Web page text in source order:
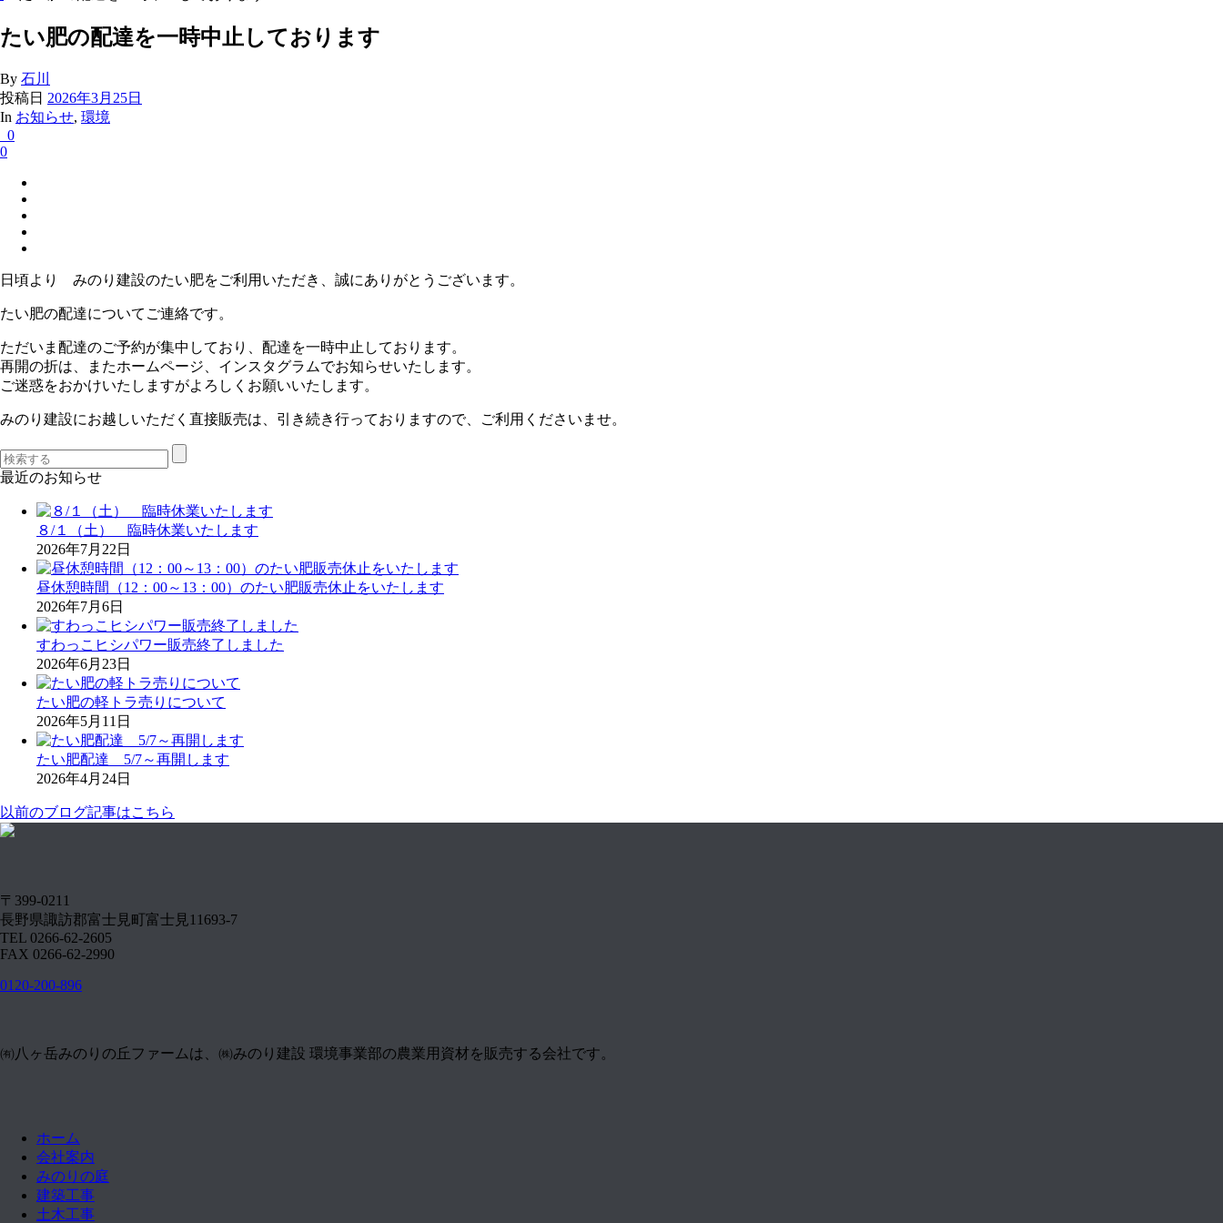
たい肥の配達を一時中止しております
By 石川
投稿日 2026年3月25日
In お知らせ, 環境
0
0
日頃より みのり建設のたい肥をご利用いただき、誠にありがとうございます。
たい肥の配達についてご連絡です。
ただいま配達のご予約が集中しており、配達を一時中止しております。
再開の折は、またホームページ、インスタグラムでお知らせいたします。
ご迷惑をおかけいたしますがよろしくお願いいたします。
みのり建設にお越しいただく直接販売は、引き続き行っておりますので、ご利用くださいませ。
最近のお知らせ
８/１（土） 臨時休業いたします
2026年7月22日
昼休憩時間（12：00～13：00）のたい肥販売休止をいたします
2026年7月6日
すわっこヒシパワー販売終了しました
2026年6月23日
たい肥の軽トラ売りについて
2026年5月11日
たい肥配達 5/7～再開します
2026年4月24日
以前のブログ記事はこちら
〒399-0211
長野県諏訪郡富士見町富士見11693-7
TEL 0266-62-2605
FAX 0266-62-2990
0120-200-896
㈲八ヶ岳みのりの丘ファームは、㈱みのり建設 環境事業部の農業用資材を販売する会社です。
ホーム
会社案内
みのりの庭
建築工事
土木工事